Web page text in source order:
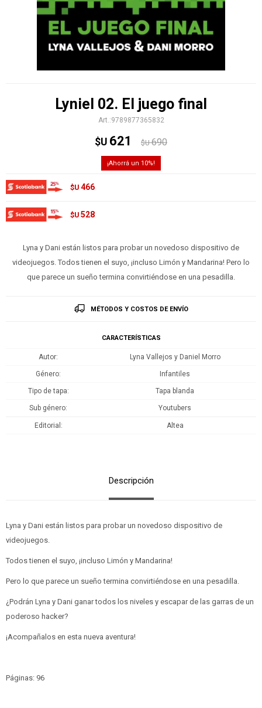
Lyniel 02. El juego final
9789877365832
$U 621 $U 690
10
$U 466
$U 528
Lyna y Dani están listos para probar un novedoso dispositivo de
videojuegos. Todos tienen el suyo, ¡incluso Limón y Mandarina! Pero lo
que parece un sueño termina convirtiéndose en una pesadilla.
MÉTODOS Y COSTOS DE ENVÍO
CARACTERÍSTICAS
Autor Lyna Vallejos y Daniel Morro
Género Infantiles
Tipo de tapa Tapa blanda
Sub género Youtubers
Editorial Altea
Descripción
Lyna y Dani están listos para probar un novedoso dispositivo de
videojuegos.
Todos tienen el suyo, ¡incluso Limón y Mandarina!
Pero lo que parece un sueño termina convirtiéndose en una pesadilla.
¿Podrán Lyna y Dani ganar todos los niveles y escapar de las garras de un
poderoso hacker?
¡Acompañalos en esta nueva aventura!
Páginas: 96